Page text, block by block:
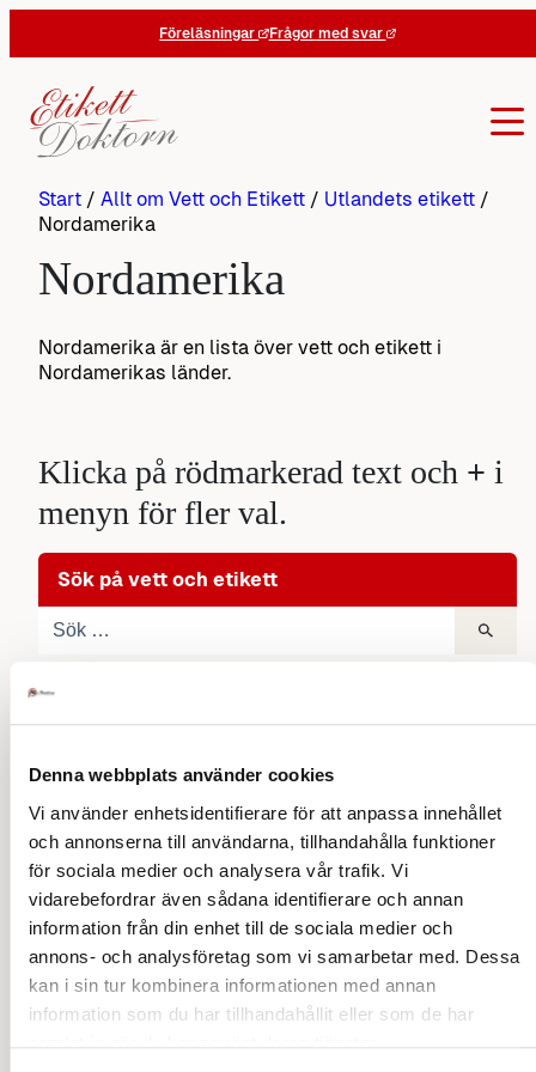
Denna webbplats använder cookies
Vi använder enhetsidentifierare för att anpassa innehållet
och annonserna till användarna, tillhandahålla funktioner
för sociala medier och analysera vår trafik. Vi
vidarebefordrar även sådana identifierare och annan
information från din enhet till de sociala medier och
annons- och analysföretag som vi samarbetar med. Dessa
kan i sin tur kombinera informationen med annan
information som du har tillhandahållit eller som de har
Föreläsningar Frågor med svar
Sök på vett och etikett
Utlandets etikett
Kindkyssar, en guide
Europa
Österrike
Belgien
Kroatien
Polen
Island
Danmark
Estland
Finland
Frankrike
Irland
Italien
Kroatien
Litauen
Norge
Portugal
Asien
Vietnam
Thailand
Turkiet
Nordamerika
USA
Costa Rica
Oceanien
Australien
Utlandets klädkoder
Start / Allt om Vett och Etikett / Utlandets etikett /
Nordamerika
Nordamerika
Nordamerika är en lista över vett och etikett i
Nordamerikas länder.
Klicka på rödmarkerad text och + i
menyn för fler val.